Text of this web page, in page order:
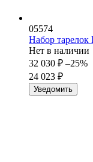
05574
Набор
Нет в наличии
32 030 ₽ –25%
24 023 ₽
Уведомить